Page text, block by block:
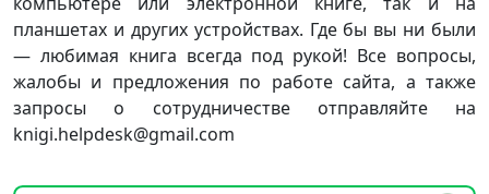
планшетах и других устройствах. Где бы вы ни были
— любимая книга всегда под рукой! Все вопросы,
жалобы и предложения по работе сайта, а также
запросы о сотрудничестве отправляйте на
knigi.helpdesk@gmail.com